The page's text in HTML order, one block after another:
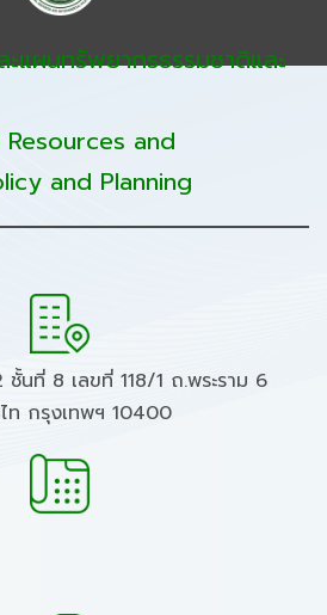
แผนทรัพยากรธรรมชาติและ
and
and Planning
ชั้นที่ 8 เลขที่ 118/1 ถ.พระราม 6
กรุงเทพฯ 10400